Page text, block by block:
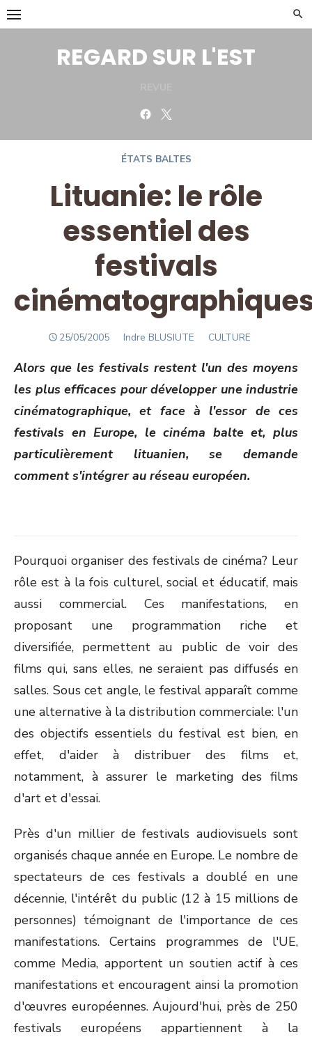
Skip
to
REGARD SUR L'EST
Facebook
ÉTATS BALTES
Lituanie: le rôle
essentiel des
festivals
POSTED
25/05/2005 Author
Indre BLUSIUTE CULTURE
Alors que les festivals restent l'un des moyens
les plus efficaces pour développer une industrie
cinématographique, et face à l'essor de ces
festivals en Europe, le cinéma balte et, plus
particulièrement lituanien, se demande
comment s'intégrer au réseau européen.
Pourquoi organiser des festivals de cinéma? Leur
rôle est à la fois culturel, social et éducatif, mais
aussi commercial. Ces manifestations, en
proposant une programmation riche et
diversifiée, permettent au public de voir des
films qui, sans elles, ne seraient pas diffusés en
salles. Sous cet angle, le festival apparaît comme
une alternative à la distribution commerciale: l'un
des objectifs essentiels du festival est bien, en
effet, d'aider à distribuer des films et,
notamment, à assurer le marketing des films
d'art et d'essai.
Près d'un millier de festivals audiovisuels sont
organisés chaque année en Europe. Le nombre de
spectateurs de ces festivals a doublé en une
décennie, l'intérêt du public (12 à 15 millions de
personnes) témoignant de l'importance de ces
manifestations. Certains programmes de l'UE,
comme Media, apportent un soutien actif à ces
manifestations et encouragent ainsi la promotion
d'œuvres européennes. Aujourd'hui, près de 250
festivals européens appartiennent à la